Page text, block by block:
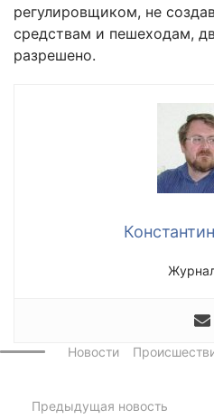
регулировщиком, не
средствам и пешеходам,
разрешено.
Новости
Предыдущая новость